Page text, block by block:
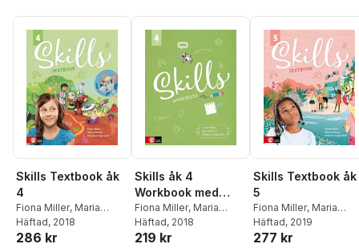
Skills Textbook åk
4
Fiona Miller, Maria
Olsson,Rebecka Ungh
Wolf
Häftad, 2018
286 kr
Skills åk 4
Workbook med
elevwebb
Fiona Miller, Maria
Olsson,Rebecka Ungh
Wolf
Häftad, 2018
219 kr
Skills Textbook åk
5
Fiona Miller, Maria
Olsson,Rebecka
Wolf
Häftad, 2019
277 kr